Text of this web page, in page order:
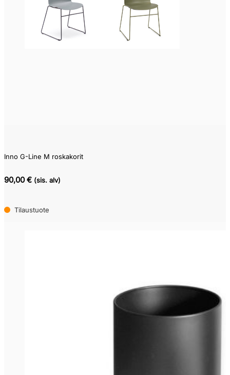
Inno G-Line M roskakorit
90,00 € (sis. alv)
Tilaustuote